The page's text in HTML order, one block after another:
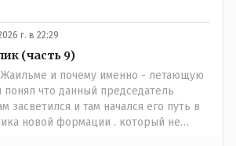
г. в 22:29
(часть 9)
Жаильме и почему именно - летающую
понял что данный председатель
засветился и там начался его путь в
новой формации . который не